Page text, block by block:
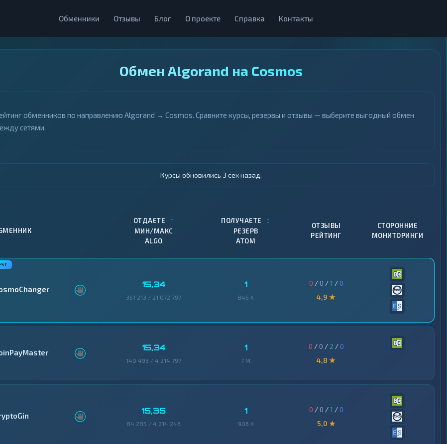
Обменники Отзывы Блог О проекте Справка Контакты
Обмен Algorand на Cosmos
обменников по направлению Algorand → Cosmos. Сравните курсы, резервы и отзывы — выберите выгодный обмен
сетями.
Курсы обновились 4 сек назад.
ОТДАЕТЕ ↑
МИН/МАКС
ALGO
ПОЛУЧАЕТЕ ↕
РЕЗЕРВ
ATOM
ОТЗЫВЫ
РЕЙТИНГ
СТОРОННИЕ
МОНИТОРИНГИ
15,34
351 213 / 21 072 797
1
845 K
0 / 0 /1 /0
4,9 ★
15,34
140 493 / 4 214 797
1
7 M
0 / 0 / 2 /0
4,8 ★
15,35
84 285 / 4 214 246
1
906 K
0 / 0 /1 /0
5,0 ★